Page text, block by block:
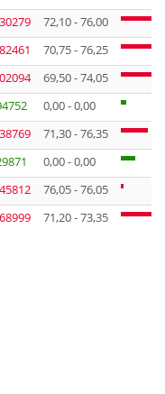
72,10 - 76,00
70,75 - 76,25
69,50 - 74,05
0,00 - 0,00
71,30 - 76,35
0,00 - 0,00
76,05 - 76,05
71,20 - 73,35